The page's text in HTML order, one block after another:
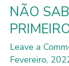
CHAVE
DO
PODER
NÃO
Leave a
Fevereiro,